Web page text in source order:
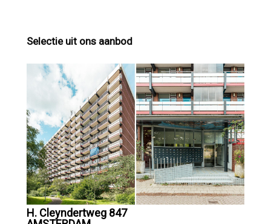
Selectie uit ons aanbod
H. Cleyndertweg 847